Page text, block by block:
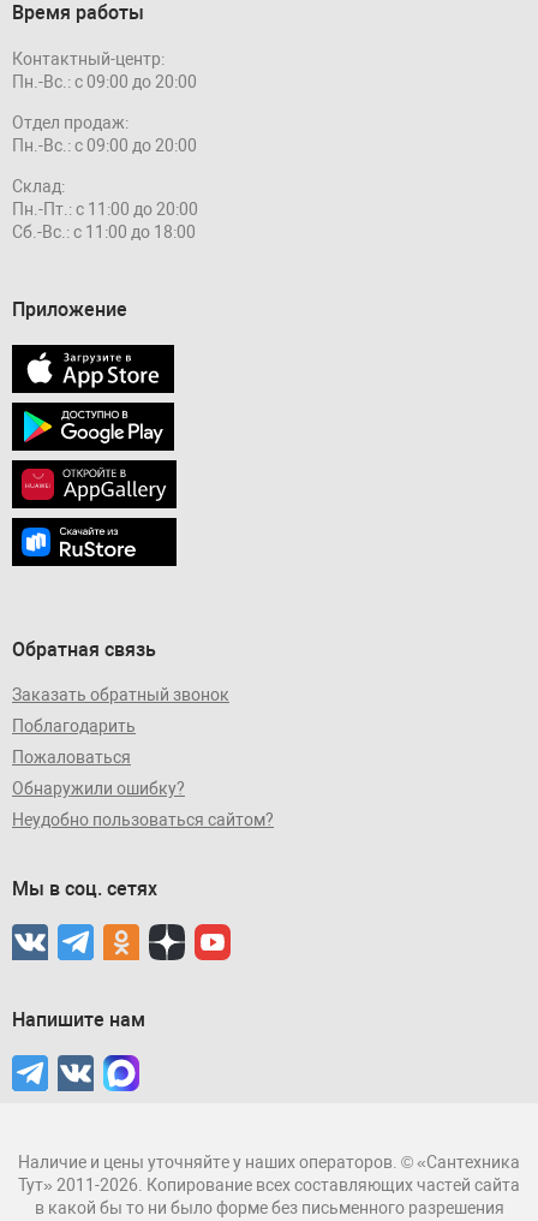
Время работы
Контактный-центр:
Пн.-Вс.: с 09:00 до 20:00
Отдел продаж:
Пн.-Вс.: с 09:00 до 20:00
Склад:
Пн.-Пт.: с 11:00 до 20:00
Сб.-Вс.: с 11:00 до 18:00
Приложение
Обратная связь
Заказать обратный звонок
Поблагодарить
Пожаловаться
Обнаружили ошибку?
Неудобно пользоваться сайтом?
Мы в соц. сетях
Напишите нам
Наличие и цены уточняйте у наших операторов. © «Сантехника
Тут» 2011-2026. Копирование всех составляющих частей сайта
в какой бы то ни было форме без письменного разрешения